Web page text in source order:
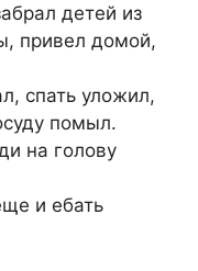
детей из
привел домой,
спать уложил,
помыл.
на голову
и ебать